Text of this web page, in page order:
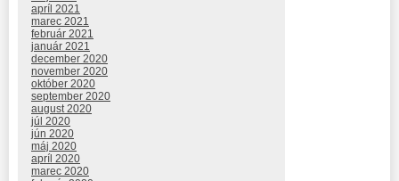
apríl 2021
marec 2021
február 2021
január 2021
december 2020
november 2020
október 2020
september 2020
august 2020
júl 2020
jún 2020
máj 2020
apríl 2020
marec 2020